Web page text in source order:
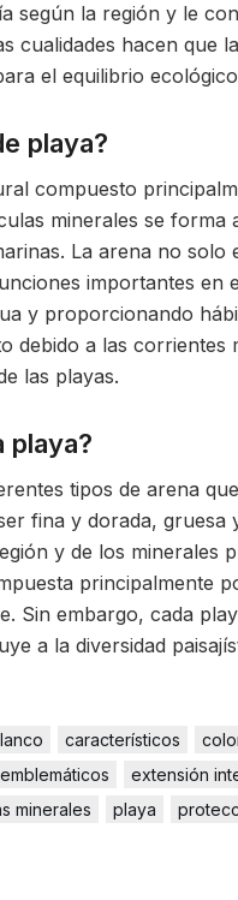
según la región y le
cualidades hacen que
el equilibrio
playa?
compuesto
minerales se forma
La arena no solo
importantes en
y proporcionando
debido a las corrientes
las playas.
playa?
tipos de arena
fina y dorada,
y de los minerales
principalmente
Sin embargo, cada
a la diversidad
característicos
emblemáticos extensión
minerales playa